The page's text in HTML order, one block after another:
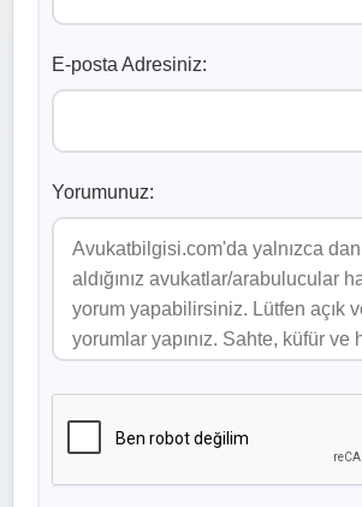
E-posta Adresiniz:
Yorumunuz: